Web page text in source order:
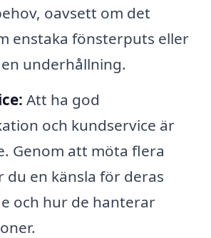
oavsett om det
enstaka fönsterputs eller
underhållning.
Att ha god
och kundservice är
Genom att möta flera
du en känsla för deras
och hur de hanterar